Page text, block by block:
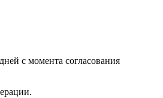
с момента согласования